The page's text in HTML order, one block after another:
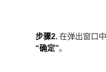
步骤2. 在弹出窗口
“确定”。